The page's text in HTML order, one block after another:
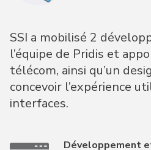
SSI a mobilisé 2
l’équipe de Pridis et
télécom, ainsi qu’un
concevoir l’expérience
interfaces.
Développement